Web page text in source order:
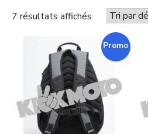
7 résultats affichés
Promo !